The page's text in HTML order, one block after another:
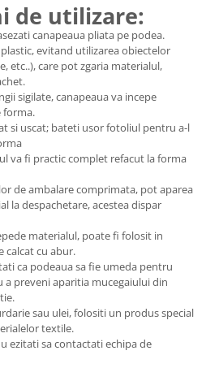
de utilizare:
canapeaua pliata pe podea.
evitand utilizarea obiectelor
etc..), care pot zgaria materialul,
sigilate, canapeaua va incepe
forma.
si uscat; bateti usor fotoliul pentru a-l
va fi practic complet refacut la forma
de ambalare comprimata, pot aparea
la despachetare, acestea dispar
materialul, poate fi folosit in
calcat cu abur.
ca podeaua sa fie umeda pentru
a preveni aparitia mucegaiului din
sau ulei, folositi un produs special
textile.
ezitati sa contactati echipa de